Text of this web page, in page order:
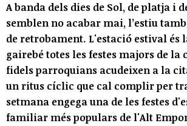
A banda dels dies de Sol, de platja i
semblen no acabar mai, l’estiu
de retrobament. L'estació estival és
gairebé totes les festes majors de la
fidels parroquians acudeixen a la
un ritus cíclic que cal complir per
setmana engega una de les festes
familiar més populars de l'Alt